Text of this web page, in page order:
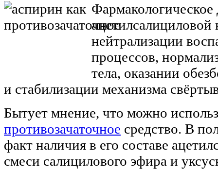
Фармакологическое
ацетилсалициловой
нейтрализации
процессов,
тела, оказании
и стабилизации механизма
Бытует мнение, что можно
противозачаточное средство. В
факт наличия в его составе
смеси салицилового эфира и